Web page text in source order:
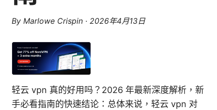
By Marlowe Crispin · 2026年4月13日
轻云 vpn 真的好用吗？2026 年最新深度解析，新
手必看指南的快速结论：总体来说，轻云 vpn 对